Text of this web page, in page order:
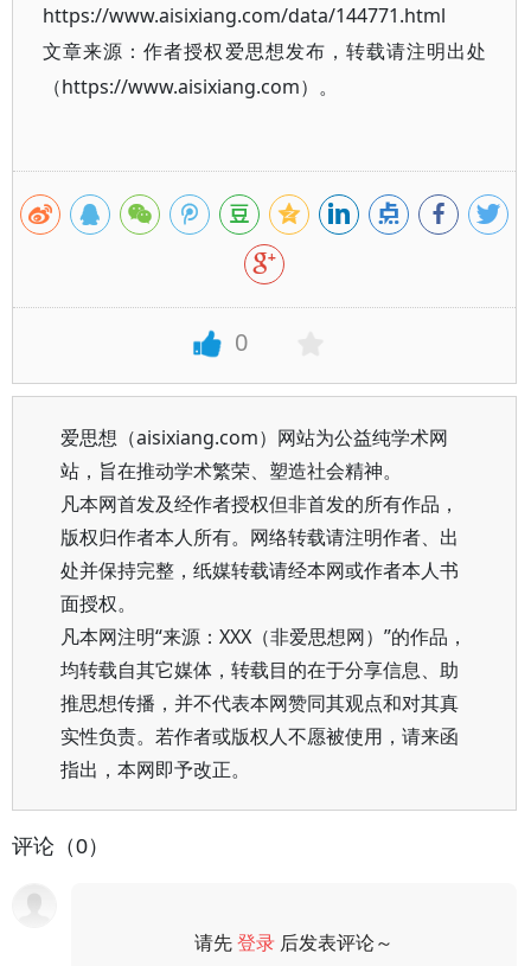
https://www.aisixiang.com/data/144771.html
文章来源：作者授权爱思想发布，转载请注明出处
（https://www.aisixiang.com）。
0
爱思想（aisixiang.com）网站为公益纯学术网
站，旨在推动学术繁荣、塑造社会精神。
凡本网首发及经作者授权但非首发的所有作品，
版权归作者本人所有。网络转载请注明作者、出
处并保持完整，纸媒转载请经本网或作者本人书
面授权。
凡本网注明“来源：XXX（非爱思想网）”的作品，
均转载自其它媒体，转载目的在于分享信息、助
推思想传播，并不代表本网赞同其观点和对其真
实性负责。若作者或版权人不愿被使用，请来函
指出，本网即予改正。
评论（0）
请先登录 后发表评论～